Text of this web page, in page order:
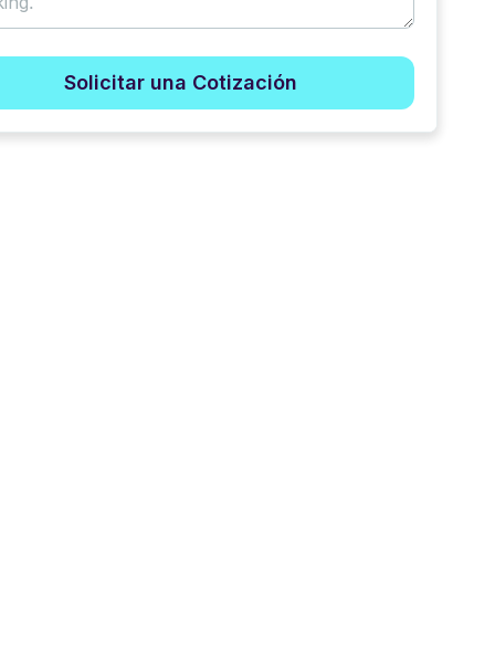
Solicitar una Cotización